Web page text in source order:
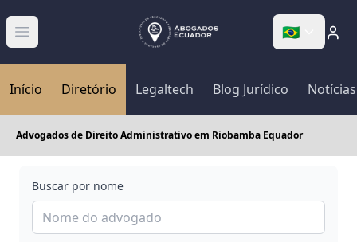
Abrir menú 🇧🇷
Início Diretório Legaltech Blog Jurídico Notícias
Advogados de Direito Administrativo em Riobamba Equador
Buscar por nome